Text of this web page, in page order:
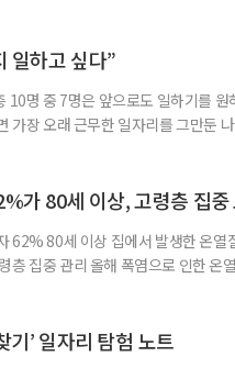
행에 따른 고령자 주거-돌봄 협업 체
일하고 싶다”
명 중 7명은 앞으로도 일하기를
가장 오래 근무한 일자리를 그만둔
만 명 증가했다. 15세 이상 인구에서
가 80세 이상, 고령층 집중
62% 80세 이상 집에서 발생한 온
층 집중 관리 올해 폭염으로 인한
세 이상은 300명(12.3%)으로 집계
기’ 일자리 탐험 노트